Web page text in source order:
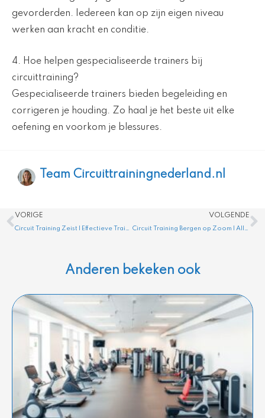
gevorderden. Iedereen kan op zijn eigen niveau
werken aan kracht en conditie.
4. Hoe helpen gespecialiseerde trainers bij
circuittraining?
Gespecialiseerde trainers bieden begeleiding en
corrigeren je houding. Zo haal je het beste uit elke
oefening en voorkom je blessures.
Team Circuittrainingnederland.nl
Vorige
VORIGE
Circuit Training Zeist | Effectieve Training voor Fitheid
VOLGENDE
Circuit Training Bergen op Zoom | Alles wat Je Moet Weten
Anderen bekeken ook